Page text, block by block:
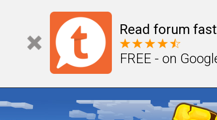
Read forum
FREE - on